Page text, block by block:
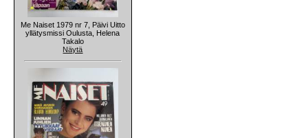
Me Naiset 1979 nr 7, Päivi Uitto
yllätysmissi Oulusta, Helena
Takalo
Näytä